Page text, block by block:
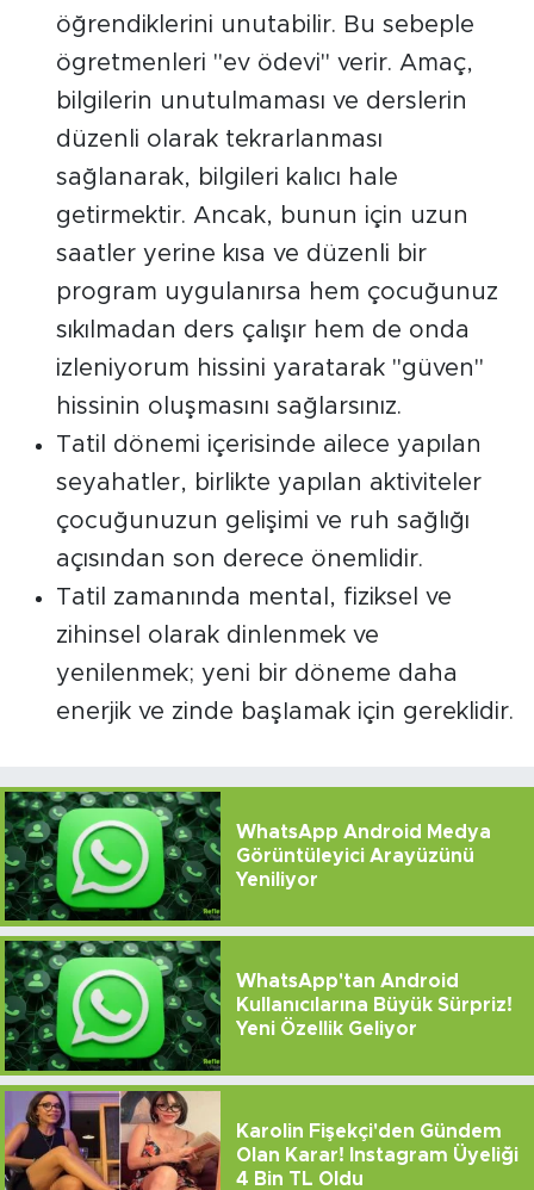
öğrendiklerini unutabilir. Bu sebeple
ögretmenleri "ev ödevi" verir. Amaç,
bilgilerin unutulmaması ve derslerin
düzenli olarak tekrarlanması
sağlanarak, bilgileri kalıcı hale
getirmektir. Ancak, bunun için uzun
saatler yerine kısa ve düzenli bir
program uygulanırsa hem çocuğunuz
sıkılmadan ders çalışır hem de onda
izleniyorum hissini yaratarak "güven"
hissinin oluşmasını sağlarsınız.
Tatil dönemi içerisinde ailece yapılan
seyahatler, birlikte yapılan aktiviteler
çocuğunuzun gelişimi ve ruh sağlığı
açısından son derece önemlidir.
Tatil zamanında mental, fiziksel ve
zihinsel olarak dinlenmek ve
yenilenmek; yeni bir döneme daha
enerjik ve zinde başIamak için gereklidir.
WhatsApp Android Medya
Görüntüleyici Arayüzünü
Yeniliyor
WhatsApp'tan Android
Kullanıcılarına Büyük Sürpriz!
Yeni Özellik Geliyor
Karolin Fişekçi'den Gündem
Olan Karar! Instagram Üyeliği
4 Bin TL Oldu